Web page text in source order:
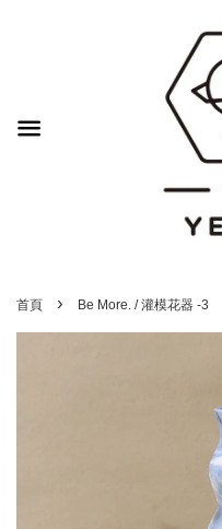
首頁 › Be More. / 灌模花器 -3